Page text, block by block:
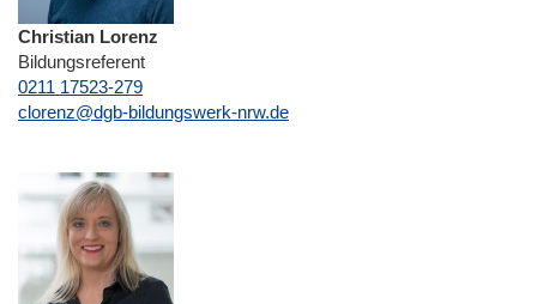
Christian Lorenz
Bildungsreferent
0211 17523-279
E-Mail
clorenz@dgb-bildungswerk-nrw.de